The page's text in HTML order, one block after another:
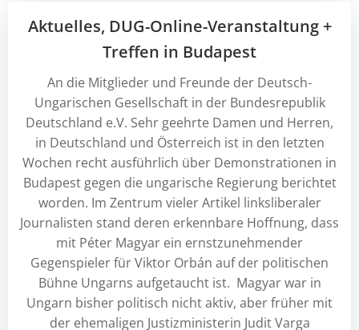
Aktuelles, DUG-Online-Veranstaltung +
Treffen in Budapest
An die Mitglieder und Freunde der Deutsch-
Ungarischen Gesellschaft in der Bundesrepublik
Deutschland e.V. Sehr geehrte Damen und Herren,
in Deutschland und Österreich ist in den letzten
Wochen recht ausführlich über Demonstrationen in
Budapest gegen die ungarische Regierung berichtet
worden. Im Zentrum vieler Artikel linksliberaler
Journalisten stand deren erkennbare Hoffnung, dass
mit Péter Magyar ein ernstzunehmender
Gegenspieler für Viktor Orbán auf der politischen
Bühne Ungarns aufgetaucht ist. Magyar war in
Ungarn bisher politisch nicht aktiv, aber früher mit
der ehemaligen Justizministerin Judit Varga